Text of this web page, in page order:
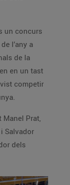
un concurs
l’any a
de la
en un tast
competir
Manel Prat,
Salvador
dels